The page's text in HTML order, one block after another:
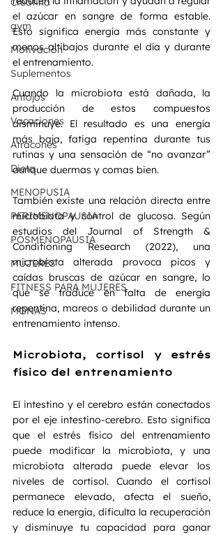
gym
Motivación
Suplementos
Antojos
Vacaciones
Atracones
Dieta
MENOPUSIA
PERIMENOPAUSIA
POSMENOPAUSIA
MUJERES
FITNESS PARA MUJERES
MONAS
el azúcar en sangre de forma estable.
Esto significa energía más constante y
menos altibajos durante el día y durante
el entrenamiento.
Cuando la microbiota está dañada, la
producción de estos compuestos
disminuye. El resultado es una energía
más baja, fatiga repentina durante tus
rutinas y una sensación de “no avanzar”
aunque duermas y comas bien.
También existe una relación directa entre
microbiota y control de glucosa. Según
estudios del Journal of Strength &
Conditioning Research (2022), una
microbiota alterada provoca picos y
caídas bruscas de azúcar en sangre, lo
que se traduce en falta de energía
repentina, mareos o debilidad durante un
entrenamiento intenso.
Microbiota, cortisol y estrés
físico del entrenamiento
El intestino y el cerebro están conectados
por el eje intestino-cerebro. Esto significa
que el estrés físico del entrenamiento
puede modificar la microbiota, y una
microbiota alterada puede elevar los
niveles de cortisol. Cuando el cortisol
permanece elevado, afecta el sueño,
reduce la energía, dificulta la recuperación
y disminuye tu capacidad para ganar